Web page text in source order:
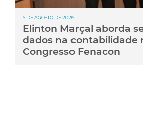
6 DE AGOSTO DE 2026
Elinton Marçal aborda
dados na contabilidade
Congresso Fenacon